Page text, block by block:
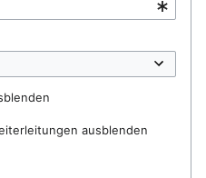
ausblenden